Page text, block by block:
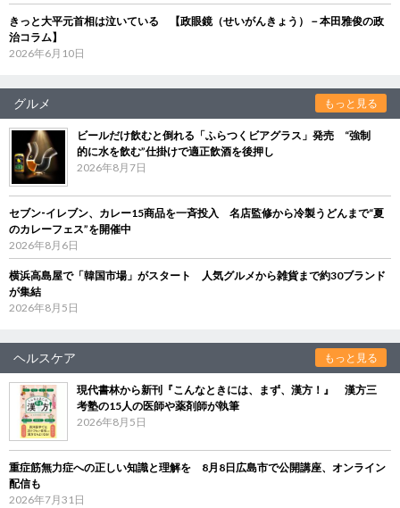
きっと大平元首相は泣いている 【政眼鏡（せいがんきょう）－本田雅俊の政
治コラム】
2026年6月10日
グルメ もっと見る
ビールだけ飲むと倒れる「ふらつくビアグラス」発売 “強制
的に水を飲む”仕掛けで適正飲酒を後押し
2026年8月7日
セブン‐イレブン、カレー15商品を一斉投入 名店監修から冷製うどんまで“夏
のカレーフェス”を開催中
2026年8月6日
横浜高島屋で「韓国市場」がスタート 人気グルメから雑貨まで約30ブランド
が集結
2026年8月5日
ヘルスケア もっと見る
現代書林から新刊『こんなときには、まず、漢方！』 漢方三
考塾の15人の医師や薬剤師が執筆
2026年8月5日
重症筋無力症への正しい知識と理解を 8月8日広島市で公開講座、オンライン
配信も
2026年7月31日